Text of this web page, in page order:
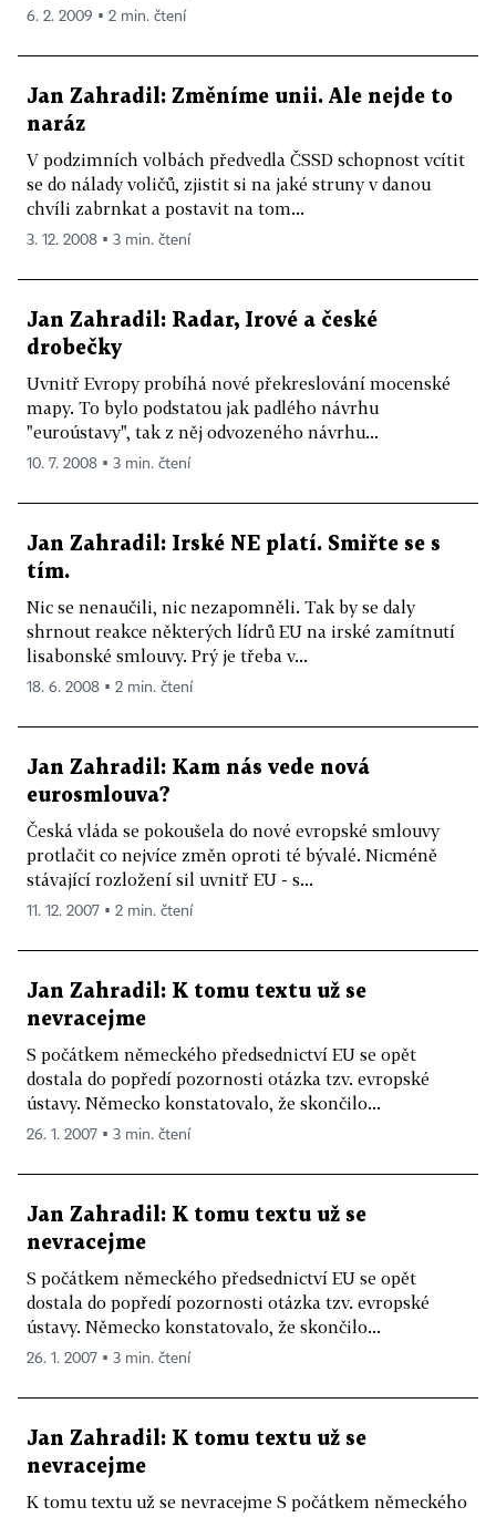
6. 2. 2009 ▪ 2 min. čtení
Jan Zahradil: Změníme unii. Ale nejde to
naráz
V podzimních volbách předvedla ČSSD schopnost vcítit
se do nálady voličů, zjistit si na jaké struny v danou
chvíli zabrnkat a postavit na tom...
3. 12. 2008 ▪ 3 min. čtení
Jan Zahradil: Radar, Irové a české
drobečky
Uvnitř Evropy probíhá nové překreslování mocenské
mapy. To bylo podstatou jak padlého návrhu
"euroústavy", tak z něj odvozeného návrhu...
10. 7. 2008 ▪ 3 min. čtení
Jan Zahradil: Irské NE platí. Smiřte se s
tím.
Nic se nenaučili, nic nezapomněli. Tak by se daly
shrnout reakce některých lídrů EU na irské zamítnutí
lisabonské smlouvy. Prý je třeba v...
18. 6. 2008 ▪ 2 min. čtení
Jan Zahradil: Kam nás vede nová
eurosmlouva?
Česká vláda se pokoušela do nové evropské smlouvy
protlačit co nejvíce změn oproti té bývalé. Nicméně
stávající rozložení sil uvnitř EU - s...
11. 12. 2007 ▪ 2 min. čtení
Jan Zahradil: K tomu textu už se
nevracejme
S počátkem německého předsednictví EU se opět
dostala do popředí pozornosti otázka tzv. evropské
ústavy. Německo konstatovalo, že skončilo...
26. 1. 2007 ▪ 3 min. čtení
Jan Zahradil: K tomu textu už se
nevracejme
S počátkem německého předsednictví EU se opět
dostala do popředí pozornosti otázka tzv. evropské
ústavy. Německo konstatovalo, že skončilo...
26. 1. 2007 ▪ 3 min. čtení
Jan Zahradil: K tomu textu už se
nevracejme
K tomu textu už se nevracejme S počátkem německého